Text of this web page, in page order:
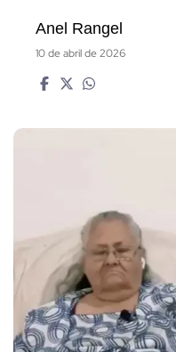
Anel Rangel
10 de abril de 2026